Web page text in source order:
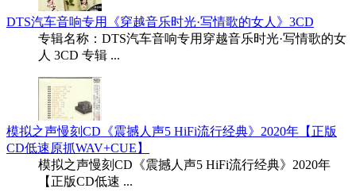
DTS汽车音响专用《穿越音乐时光·写情歌的女人》3CD
专辑名称：DTS汽车音响专用穿越音乐时光·写情歌的女
人 3CD 专辑 ...
模拟之声慢刻CD《震撼人声5 HiFi流行经典》2020年【正版
CD低速原抓WAV+CUE】
模拟之声慢刻CD《震撼人声5 HiFi流行经典》2020年
【正版CD低速 ...